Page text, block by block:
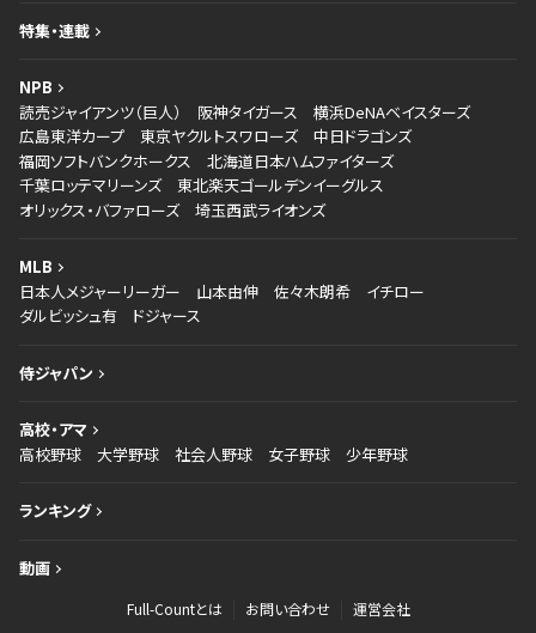
特集・連載
NPB
読売ジャイアンツ（巨人）
阪神タイガース
横浜DeNAベイスターズ
広島東洋カープ
東京ヤクルトスワローズ
中日ドラゴンズ
福岡ソフトバンクホークス
北海道日本ハムファイターズ
千葉ロッテマリーンズ
東北楽天ゴールデンイーグルス
オリックス・バファローズ
埼玉西武ライオンズ
MLB
日本人メジャーリーガー
山本由伸 佐々木朗希
イチロー
ダルビッシュ有
ドジャース
侍ジャパン
高校・アマ
高校野球
大学野球 社会人野球 女子野球 少年野球
ランキング
動画
Full-Countとは お問い合わせ 運営会社